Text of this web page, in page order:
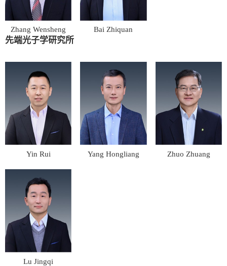
Zhang Wensheng Bai Zhiquan
先端光子学研究所
Yin Rui Yang Hongliang Zhuo Zhuang
Lu Jingqi